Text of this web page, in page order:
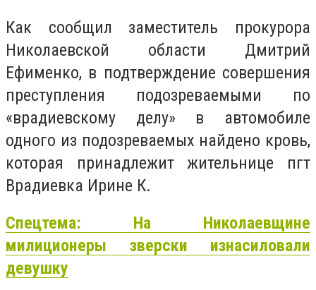
Как сообщил заместитель прокурора
Николаевской области Дмитрий
Ефименко, в подтверждение совершения
преступления подозреваемыми по
«врадиевскому делу» в автомобиле
одного из подозреваемых найдено кровь,
которая принадлежит жительнице пгт
Врадиевка Ирине К.
Спецтема: На Николаевщине
милиционеры зверски изнасиловали
девушку